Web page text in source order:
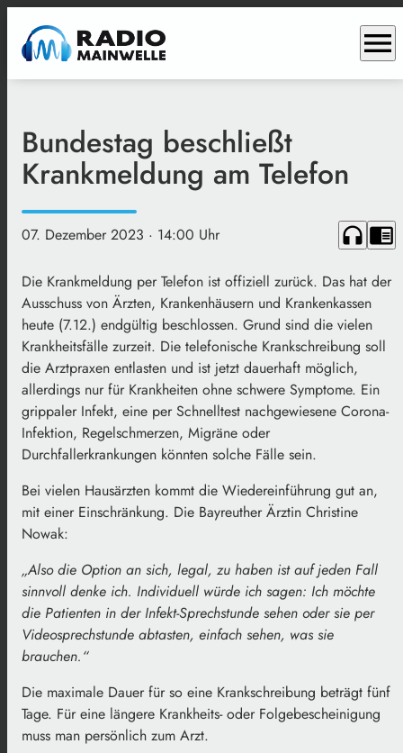
menu
Bundestag beschließt
Krankmeldung am Telefon
07. Dezember 2023 · 14:00 Uhr headphones chrome_reader_mode
Die Krankmeldung per Telefon ist offiziell zurück. Das hat der
Ausschuss von Ärzten, Krankenhäusern und Krankenkassen
heute (7.12.) endgültig beschlossen. Grund sind die vielen
Krankheitsfälle zurzeit. Die telefonische Krankschreibung soll
die Arztpraxen entlasten und ist jetzt dauerhaft möglich,
allerdings nur für Krankheiten ohne schwere Symptome. Ein
grippaler Infekt, eine per Schnelltest nachgewiesene Corona-
Infektion, Regelschmerzen, Migräne oder
Durchfallerkrankungen könnten solche Fälle sein.
Bei vielen Hausärzten kommt die Wiedereinführung gut an,
mit einer Einschränkung. Die Bayreuther Ärztin Christine
Nowak:
„Also die Option an sich, legal, zu haben ist auf jeden Fall
sinnvoll denke ich. Individuell würde ich sagen: Ich möchte
die Patienten in der Infekt-Sprechstunde sehen oder sie per
Videosprechstunde abtasten, einfach sehen, was sie
brauchen.“
Die maximale Dauer für so eine Krankschreibung beträgt fünf
Tage. Für eine längere Krankheits- oder Folgebescheinigung
muss man persönlich zum Arzt.